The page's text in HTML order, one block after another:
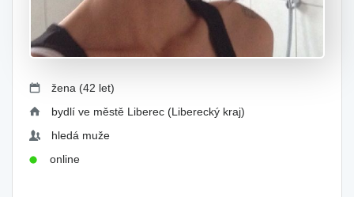
žena (42 let)
bydlí ve městě Liberec (Liberecký kraj)
hledá muže
online